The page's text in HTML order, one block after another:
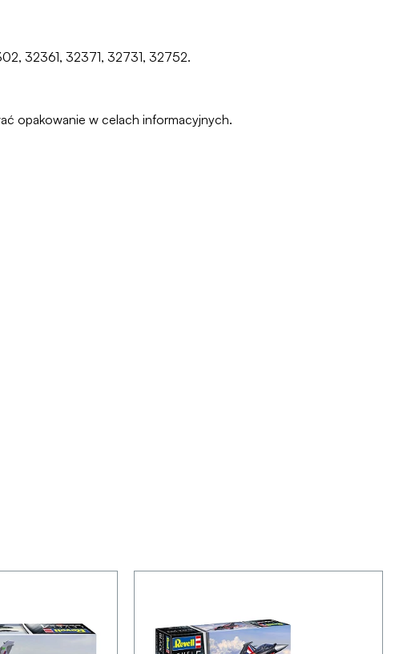
32361, 32371, 32731, 32752.
opakowanie w celach informacyjnych.